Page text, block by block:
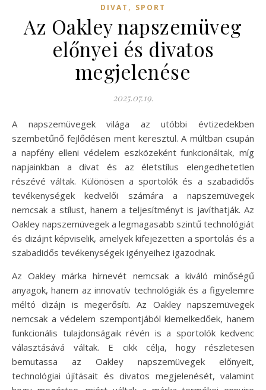
DIVAT , SPORT
Az Oakley napszemüveg
előnyei és divatos
megjelenése
2025.07.19.
A napszemüvegek világa az utóbbi évtizedekben
szembetűnő fejlődésen ment keresztül. A múltban csupán
a napfény elleni védelem eszközeként funkcionáltak, míg
napjainkban a divat és az életstílus elengedhetetlen
részévé váltak. Különösen a sportolók és a szabadidős
tevékenységek kedvelői számára a napszemüvegek
nemcsak a stílust, hanem a teljesítményt is javíthatják. Az
Oakley napszemüvegek a legmagasabb szintű technológiát
és dizájnt képviselik, amelyek kifejezetten a sportolás és a
szabadidős tevékenységek igényeihez igazodnak.
Az Oakley márka hírnevét nemcsak a kiváló minőségű
anyagok, hanem az innovatív technológiák és a figyelemre
méltó dizájn is megerősíti. Az Oakley napszemüvegek
nemcsak a védelem szempontjából kiemelkedőek, hanem
funkcionális tulajdonságaik révén is a sportolók kedvenc
választásává váltak. E cikk célja, hogy részletesen
bemutassa az Oakley napszemüvegek előnyeit,
technológiai újításait és divatos megjelenését, valamint